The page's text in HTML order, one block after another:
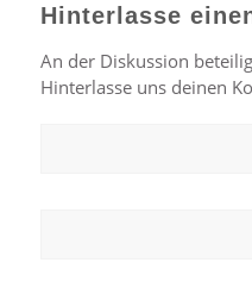
Hinterlasse
An der Diskussion
Hinterlasse uns deinen